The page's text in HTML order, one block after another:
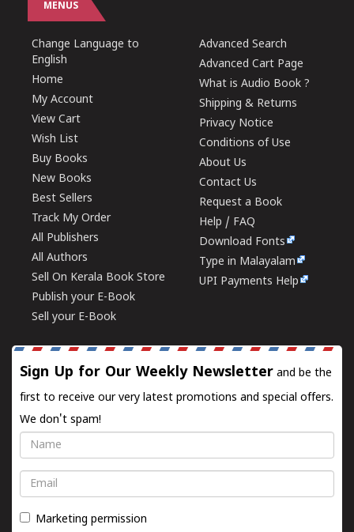
MENUS
Change Language to
English
Home
My Account
View Cart
Wish List
Buy Books
New Books
Best Sellers
Track My Order
All Publishers
All Authors
Sell On Kerala Book Store
Publish your E-Book
Sell your E-Book
Advanced Search
Advanced Cart Page
What is Audio Book ?
Shipping & Returns
Privacy Notice
Conditions of Use
About Us
Contact Us
Request a Book
Help / FAQ
Download Fonts
Type in Malayalam
UPI Payments Help
Sign Up for Our Weekly Newsletter and be the
first to receive our very latest promotions and special offers.
We don't spam!
Name
Email
Marketing permission